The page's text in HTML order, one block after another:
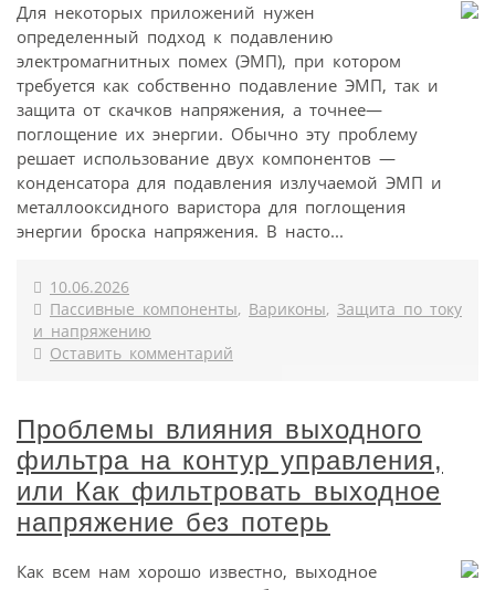
Для некоторых приложений нужен
определенный подход к подавлению
электромагнитных помех (ЭМП), при котором
требуется как собственно подавление ЭМП, так и
защита от скачков напряжения, а точнее—
поглощение их энергии. Обычно эту проблему
решает использование двух компонентов —
конденсатора для подавления излучаемой ЭМП и
металлооксидного варистора для поглощения
энергии броска напряжения. В насто...
10.06.2026
Пассивные компоненты, Вариконы, Защита по току
и напряжению
Оставить комментарий
Проблемы влияния выходного
фильтра на контур управления,
или Как фильтровать выходное
напряжение без потерь
Как всем нам хорошо известно, выходное